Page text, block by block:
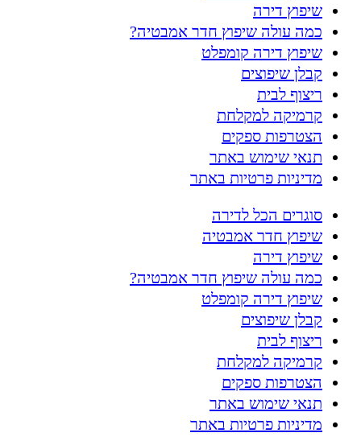
שיפוץ דירה
כמה עולה שיפוץ חדר אמבטיה?
שיפוץ דירה קומפלט
קבלן שיפוצים
ריצוף לבית
קרמיקה למקלחת
הצטרפות ספקים
תנאי שימוש באתר
מדיניות פרטיות באתר
סוגרים הכל לדירה
שיפוץ חדר אמבטיה
שיפוץ דירה
כמה עולה שיפוץ חדר אמבטיה?
שיפוץ דירה קומפלט
קבלן שיפוצים
ריצוף לבית
קרמיקה למקלחת
הצטרפות ספקים
תנאי שימוש באתר
מדיניות פרטיות באתר